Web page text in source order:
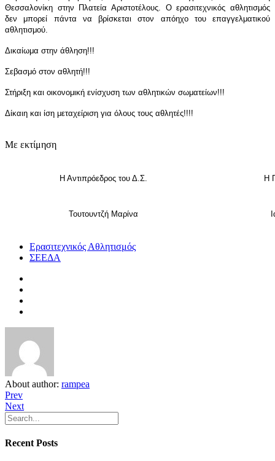
Θεσσαλονίκη στην Πλατεία Αριστοτέλους. Ο ερασιτεχνικός αθλητισμός
δεν μπορεί πάντα να βρίσκεται στον απόηχο του επαγγελματικού
αθλητισμού.
Δικαίωμα στην άθληση!!!
Σεβασμό στον αθλητή!!!
Στήριξη και οικονομική ενίσχυση των αθλητικών σωματείων!!!
Δίκαιη και ίση μεταχείριση για όλους τους αθλητές!!!!
Με εκτίμηση
Η Αντιπρόεδρος του Δ.Σ. Η
Τουτουντζή Μαρίνα
Ερασιτεχνικός Αθλητισμός
ΣΕΕΔΑ
About author: rampea
Prev
Next
Recent Posts